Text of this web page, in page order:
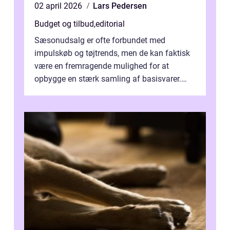
02 april 2026
Lars Pedersen
Budget og tilbud,editorial
Sæsonudsalg er ofte forbundet med
impulskøb og tøjtrends, men de kan faktisk
være en fremragende mulighed for at
opbygge en stærk samling af basisvarer.